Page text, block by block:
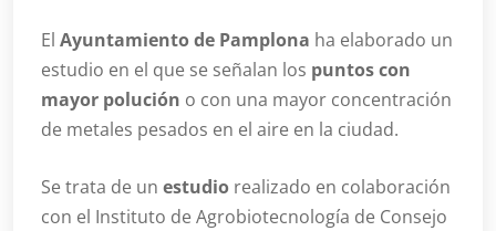
El Ayuntamiento de Pamplona ha elaborado un
estudio en el que se señalan los puntos con
mayor polución o con una mayor concentración
de metales pesados en el aire en la ciudad.
Se trata de un estudio realizado en colaboración
con el Instituto de Agrobiotecnología de Consejo